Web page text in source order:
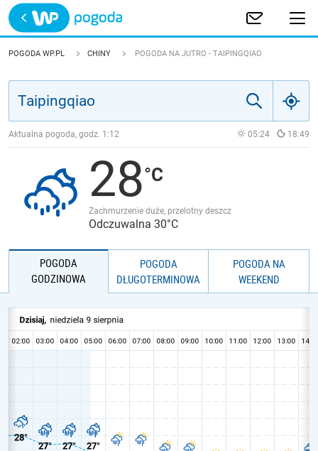
Trwa ładowanie
POLSKA
JAKOŚĆ POWIETRZA
POGODA WP.PL CHINY POGODA NA JUTRO - TAIPINGQIAO
Aktualna pogoda, godz. 1:12 05:24 18:49
28
Zachmurzenie duże, przelotny deszcz
Odczuwalna 30°C
POGODA
GODZINOWA
POGODA
DŁUGOTERMINOWA
POGODA NA
WEEKEND